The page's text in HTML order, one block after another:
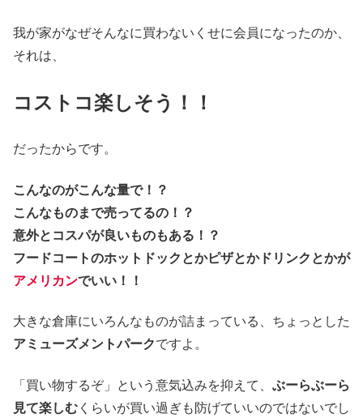
我が家がなぜそんなに買わないくせに会員になったのか、
それは、
コストコ楽しそう！！
だったからです。
こんなのがこんな量で！？
こんなものまで売ってるの！？
意外とコスパが良いものもある！？
フードコートのホットドックとかピザとかドリンクとかが
アメリカンでいい！！
大きな倉庫にいろんなものが詰まっている、ちょっとした
アミューズメントパークですよ。
「買い物するぞ」という意気込みを抑えて、 ぶーらぶーら
見て楽しむ くらいが買い過ぎも防げていいのではないでし